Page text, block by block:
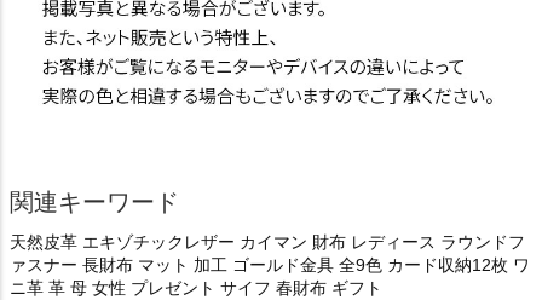
関連キーワード
天然皮革 エキゾチックレザー カイマン 財布 レディース ラウンドフ
ァスナー 長財布 マット 加工 ゴールド金具 全9色 カード収納12枚 ワ
ニ革 革 母 女性 プレゼント サイフ 春財布 ギフト